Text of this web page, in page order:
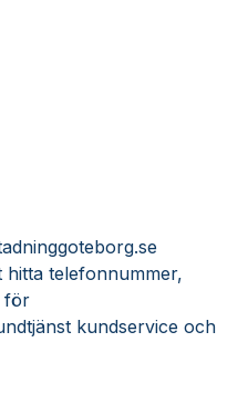
hitta telefonnummer,
för
kundservice och